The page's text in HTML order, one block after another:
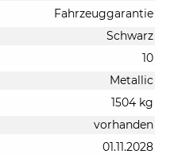
Fahrzeuggarantie
Schwarz
10
Metallic
1504 kg
vorhanden
01.11.2028